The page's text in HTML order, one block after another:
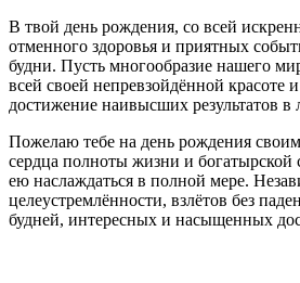
В твой день рождения, со всей
отменного здоровья и приятных
будни. Пусть многообразие нашего
всей своей непревзойдённой красоте
достижение наивысших результатов в
Пожелаю тебе на день рождения
сердца полноты жизни и
ею наслаждаться в полной мере.
целеустремлённости, взлётов без
будней, интересных и насыщенных